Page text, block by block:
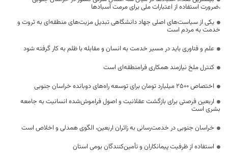
،ضرورت استفاده از اعتبارات ملی برای مرمت آسبادها
یکی از سیاست‌های اصلی جهاد دانشگاهی تبدیل مزیت‌های منطقه‌ای به ثروت و
خدمت به مردم است
علم و فناوری باید در مسیر خدمت به انسان و مقابله با ظلم به کار گرفته شود
کنترل ملخ نیازمند همکاری فرامنطقه‌ای است
اختصاص 2500 میلیارد تومان برای توسعه راه‌های دوبانده خراسان جنوبی
اربعین فرصتی برای بازگشت عقلانیت و اصول فراموش‌شده انسانیت به جامعه
بشری است
خراسان جنوبی در خدمت‌رسانی به زائران اربعین، الگوی همدلی و اخلاص است
استفاده از ظرفیت پیمانکاران و تأمین‌کنندگان بومی استان